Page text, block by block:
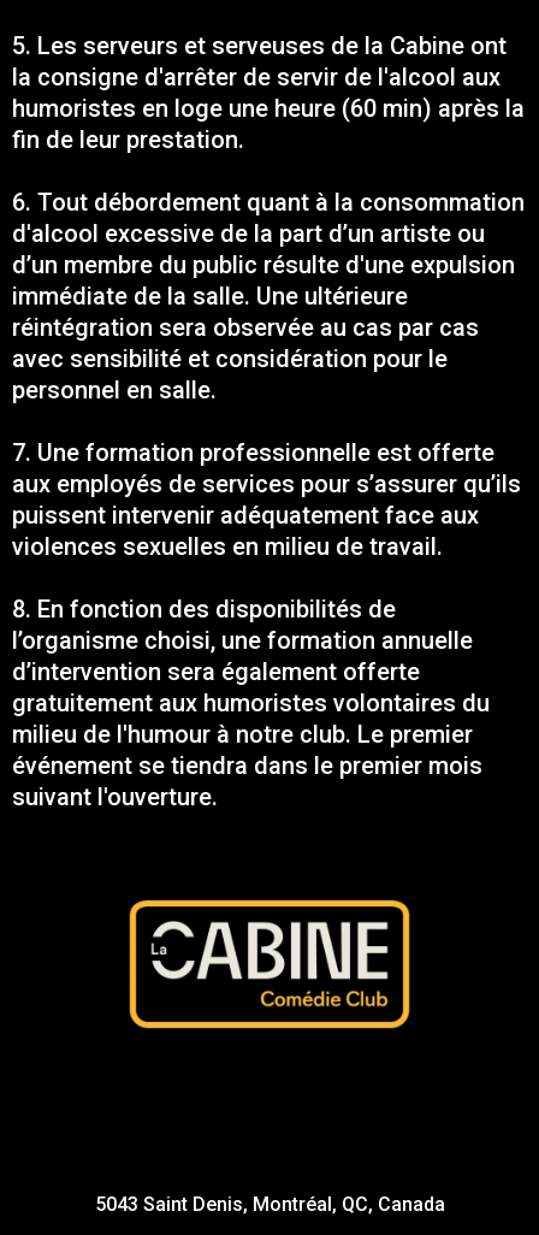
5. Les serveurs et serveuses de la Cabine ont
la consigne d'arrêter de servir de l'alcool aux
humoristes en loge une heure (60 min) après la
fin de leur prestation.
6. Tout débordement quant à la consommation
d'alcool excessive de la part d’un artiste ou
d’un membre du public résulte d'une expulsion
immédiate de la salle. Une ultérieure
réintégration sera observée au cas par cas
avec sensibilité et considération pour le
personnel en salle.
7. Une formation professionnelle est offerte
aux employés de services pour s’assurer qu’ils
puissent intervenir adéquatement face aux
violences sexuelles en milieu de travail.
8. En fonction des disponibilités de
l’organisme choisi, une formation annuelle
d’intervention sera également offerte
gratuitement aux humoristes volontaires du
milieu de l'humour à notre club. Le premier
événement se tiendra dans le premier mois
suivant l'ouverture.
5043 Saint Denis, Montréal, QC, Canada